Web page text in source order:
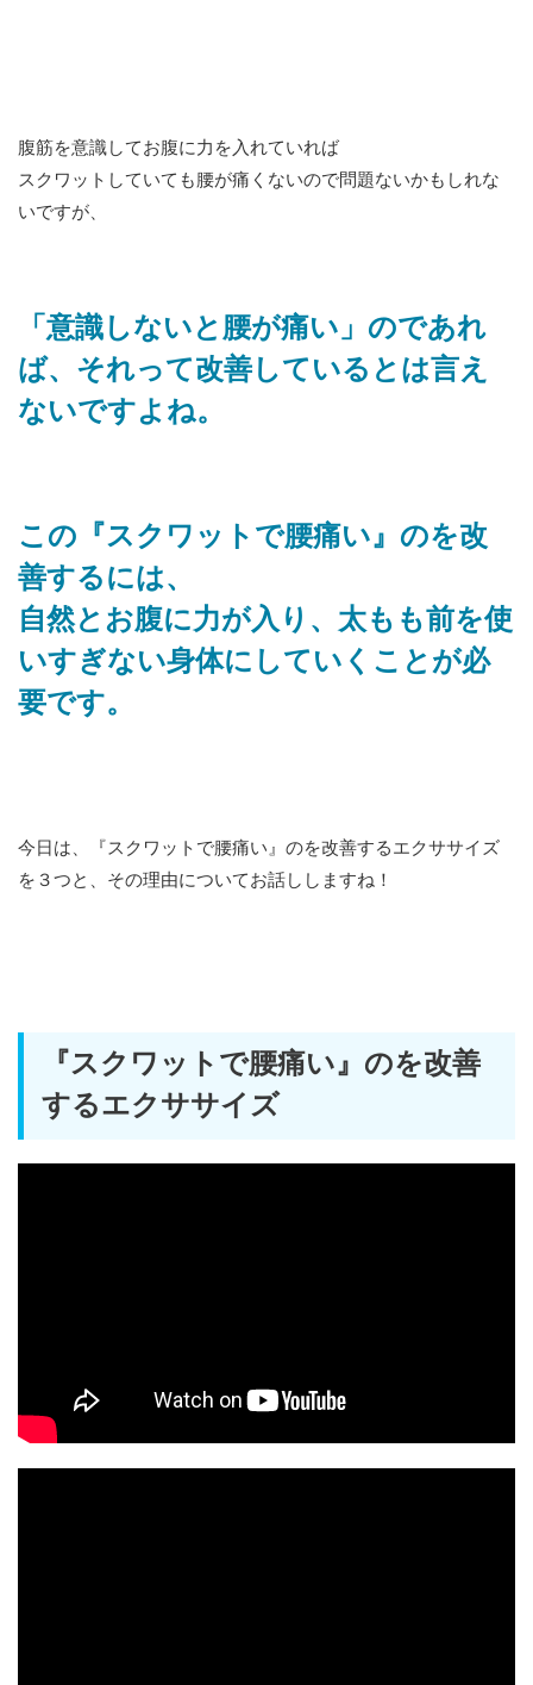
腹筋を意識してお腹に力を入れていれば
スクワットしていても腰が痛くないので問題ないかもしれな
いですが、
「意識しないと腰が痛い」のであれ
ば、それって改善しているとは言え
ないですよね。
この『スクワットで腰痛い』のを改
善するには、
自然とお腹に力が入り、太もも前を使
いすぎない身体にしていくことが必
要です。
今日は、『スクワットで腰痛い』のを改善するエクササイズ
を３つと、その理由についてお話ししますね！
『スクワットで腰痛い』のを改善
するエクササイズ